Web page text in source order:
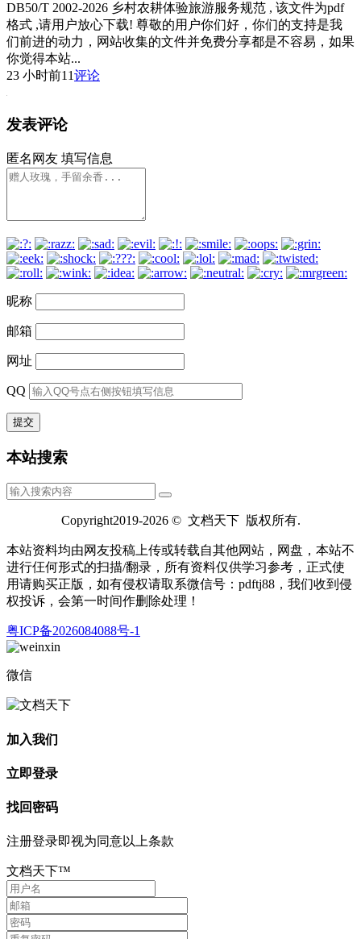
DB50/T 2002-2026 乡村农耕体验旅游服务规范 , 该文件为pdf
格式 ,请用户放心下载! 尊敬的用户你们好，你们的支持是我
们前进的动力，网站收集的文件并免费分享都是不容易，如果
你觉得本站...
23 小时前11评论
发表评论
匿名网友 填写信息
昵称
邮箱
网址
QQ
本站搜索
Copyright2019-2026 © 文档天下 版权所有.
本站资料均由网友投稿上传或转载自其他网站，网盘，本站不
进行仼何形式的扫描/翻录，所有资料仅供学习参考，正式使
用请购买正版，如有侵权请取系微信号：pdftj88，我们收到侵
权投诉，会第一时间作删除处理！
粤ICP备2026084088号-1
微信
加入我们
立即登录
找回密码
注册登录即视为同意以上条款
文档天下™